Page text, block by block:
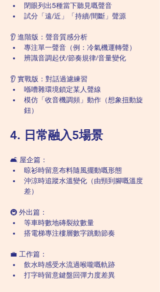
閉眼列出5種當下聽見嘅聲音
試分「遠/近」「持續/間斷」聲源
👂 進階版：聲音質感分析
專注單一聲音（例：冷氣機運轉聲）
辨識音調起伏/節奏規律/音量變化
👂 實戰版：對話過濾練習
喺嘈雜環境鎖定某人聲線
模仿「收音機調頻」動作（想象扭動旋
鈕）
4. 日常融入5場景
🛋️ 屋企篇：
晾衫時留意布料隨風擺動嘅形態
沖涼時追蹤水溫變化（由頸到腳嘅溫度
差）
🚇 外出篇：
等車時數地磚裂紋數量
搭電梯專注樓層數字跳動節奏
💼 工作篇：
飲水時感受水流過喉嚨嘅軌跡
打字時留意鍵盤回彈力度差異